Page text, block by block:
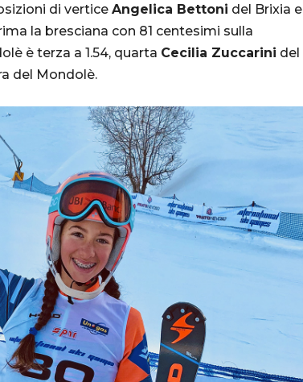
di vertice Angelica Bettoni del Brixia e
la bresciana con 81 centesimi sulla
è terza a 1.54, quarta Cecilia Zuccarini del
del Mondolè.